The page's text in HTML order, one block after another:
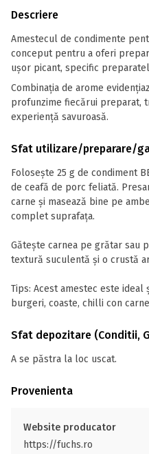
Descriere
Amestecul de condimente
conceput pentru a oferi
ușor picant, specific
Combinația de arome
profunzime fiecărui preparat,
experiență savuroasă.
Sfat utilizare/preparare/
Folosește 25 g de condiment
de ceafă de porc feliată.
carne și masează bine pe
complet suprafața.
Gătește carnea pe grătar sau
textură suculentă și o crustă
Tips: Acest amestec este
burgeri, coaste, chilli con
Sfat depozitare (Conditii,
A se păstra la loc uscat.
Provenienta
Website producator
https://fuchs.ro